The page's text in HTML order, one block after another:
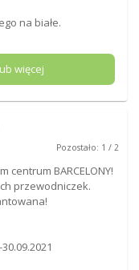
na białe.
więcej
Pozostało: 1 / 2
centrum BARCELONY!
przewodniczek.